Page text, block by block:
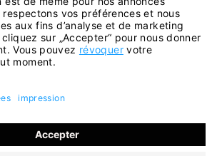
nous contacter sur l'adresse mail